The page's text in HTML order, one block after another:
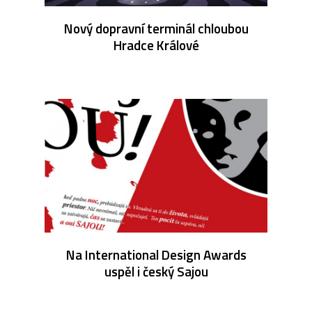
Nový dopravní terminál chloubou
Hradce Králové
Na International Design Awards
uspěl i český Sajou